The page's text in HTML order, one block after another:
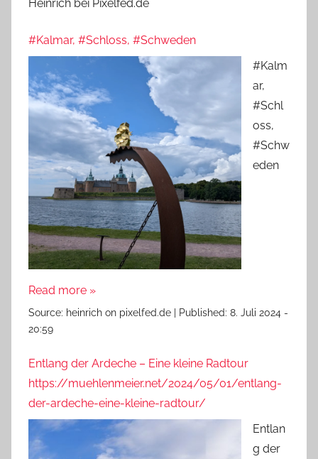
Heinrich bei Pixelfed.de
#Kalmar, #Schloss, #Schweden
#Kalm
ar,
#Schl
oss,
#Schw
eden
Read more »
Source: heinrich on pixelfed.de Published: 8. Juli 2024 -
20:59
Entlang der Ardeche – Eine kleine Radtour
https://muehlenmeier.net/2024/05/01/entlang-
der-ardeche-eine-kleine-radtour/
Entlan
g der